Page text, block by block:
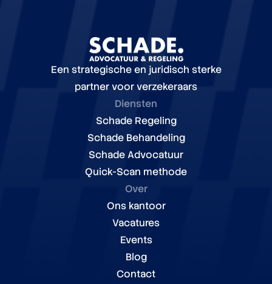
Een strategische en juridisch sterke
partner voor verzekeraars
Diensten
Schade Regeling
Schade Behandeling
Schade Advocatuur
Quick-Scan methode
Over
Ons kantoor
Vacatures
Events
Blog
Contact